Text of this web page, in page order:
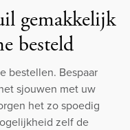
gemakkelijk
besteld
bestellen. Bespaar
sjouwen met uw
het zo spoedig
zelf de